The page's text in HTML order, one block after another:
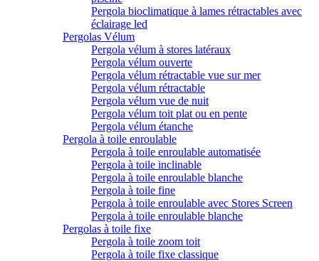
Pergola bioclimatique à lames rétractables avec
éclairage led
Pergolas Vélum
Pergola vélum à stores latéraux
Pergola vélum ouverte
Pergola vélum rétractable vue sur mer
Pergola vélum rétractable
Pergola vélum vue de nuit
Pergola vélum toit plat ou en pente
Pergola vélum étanche
Pergola à toile enroulable
Pergola à toile enroulable automatisée
Pergola à toile inclinable
Pergola à toile enroulable blanche
Pergola à toile fine
Pergola à toile enroulable avec Stores Screen
Pergola à toile enroulable blanche
Pergolas à toile fixe
Pergola à toile zoom toit
Pergola à toile fixe classique